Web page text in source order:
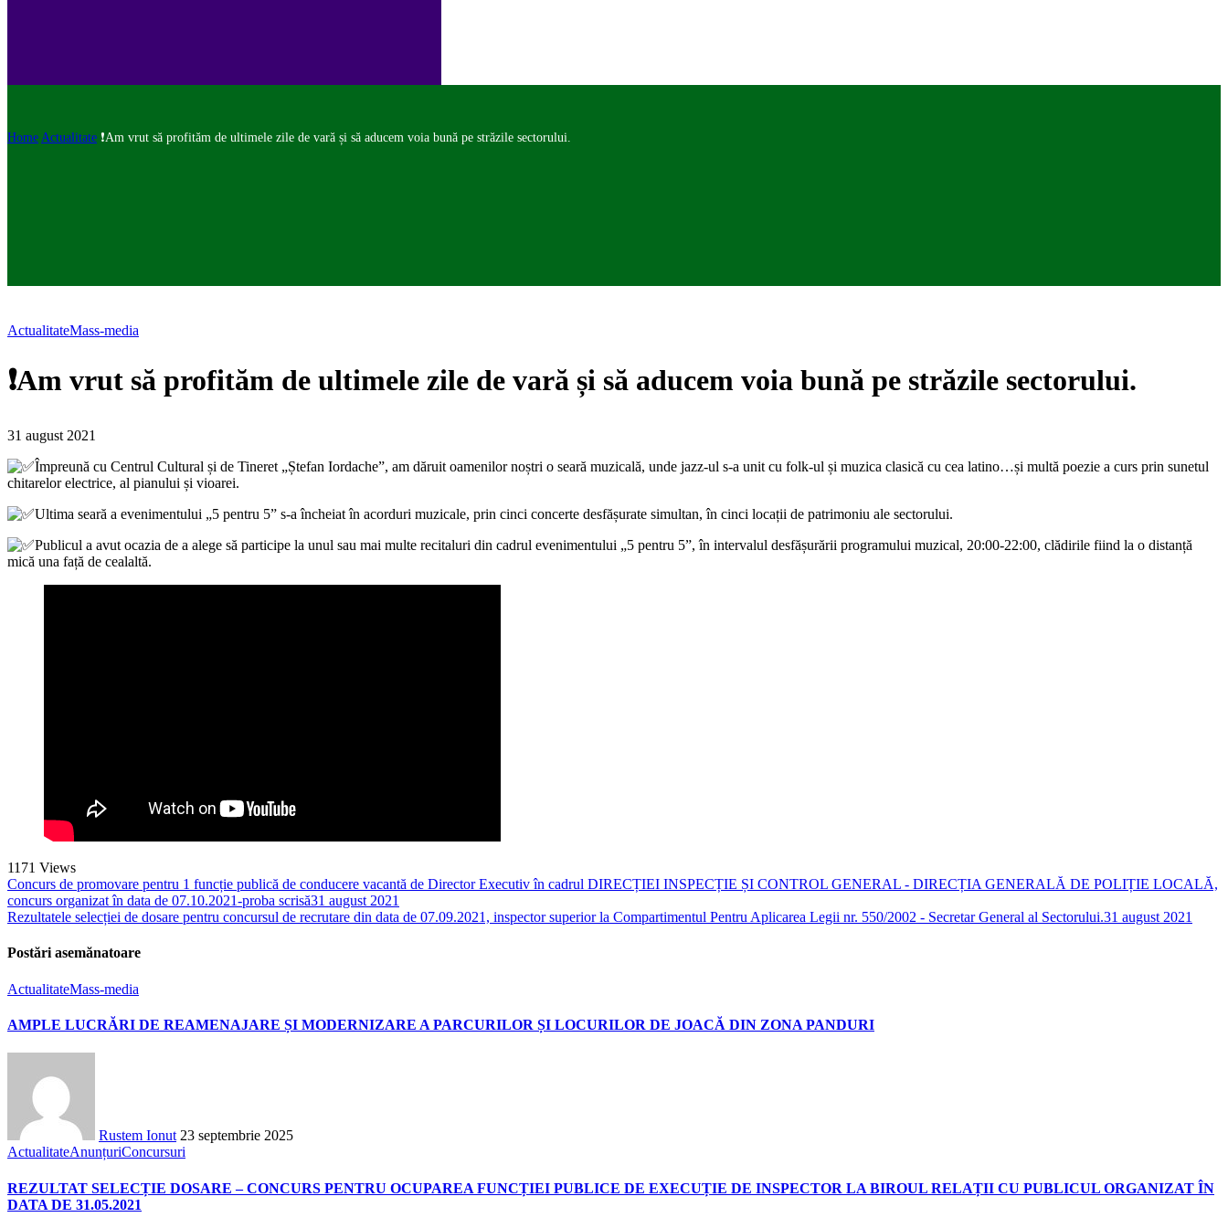
Home Actualitate ❗Am vrut să profităm de ultimele zile de vară și să aducem voia bună pe străzile sectorului.
ActualitateMass-media
❗Am vrut să profităm de ultimele zile de vară și să aducem voia bună pe străzile sectorului.
31 august 2021
Împreună cu Centrul Cultural și de Tineret „Ștefan Iordache”, am dăruit oamenilor noștri o seară muzicală, unde jazz-ul s-a unit cu folk-ul și muzica clasică cu cea latino…și multă poezie a curs prin sunetul
chitarelor electrice, al pianului și vioarei.
Ultima seară a evenimentului „5 pentru 5” s-a încheiat în acorduri muzicale, prin cinci concerte desfășurate simultan, în cinci locații de patrimoniu ale sectorului.
Publicul a avut ocazia de a alege să participe la unul sau mai multe recitaluri din cadrul evenimentului „5 pentru 5”, în intervalul desfășurării programului muzical, 20:00-22:00, clădirile fiind la o distanță
mică una față de cealaltă.
1171 Views
Concurs de promovare pentru 1 funcție publică de conducere vacantă de Director Executiv în cadrul DIRECȚIEI INSPECȚIE ȘI CONTROL GENERAL - DIRECȚIA GENERALĂ DE POLIȚIE LOCALĂ,
concurs organizat în data de 07.10.2021-proba scrisă31 august 2021
Rezultatele selecției de dosare pentru concursul de recrutare din data de 07.09.2021, inspector superior la Compartimentul Pentru Aplicarea Legii nr. 550/2002 - Secretar General al Sectorului.31 august 2021
Postări asemănatoare
ActualitateMass-media
AMPLE LUCRĂRI DE REAMENAJARE ȘI MODERNIZARE A PARCURILOR ȘI LOCURILOR DE JOACĂ DIN ZONA PANDURI
Rustem Ionut 23 septembrie 2025
ActualitateAnunțuriConcursuri
REZULTAT SELECȚIE DOSARE – CONCURS PENTRU OCUPAREA FUNCȚIEI PUBLICE DE EXECUȚIE DE INSPECTOR LA BIROUL RELAȚII CU PUBLICUL ORGANIZAT ÎN
DATA DE 31.05.2021